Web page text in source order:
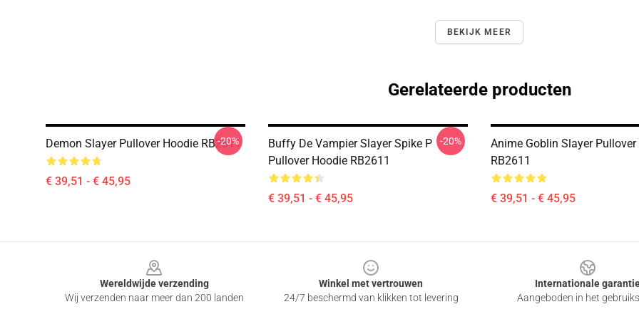
BEKIJK MEER
Gerelateerde producten
Demon Slayer Pullover Hoodie RB2611
€ 39,51 - € 45,95
-20%
Buffy De Vampier Slayer Spike P
Pullover Hoodie RB2611
€ 39,51 - € 45,95
-20%
Anime Goblin Slayer
RB2611
€ 39,51 - € 45,95
Wereldwijde verzending
Wij verzenden naar meer dan 200 landen
Winkel met vertrouwen
24/7 beschermd van klikken tot levering
Internationale
Aangeboden in het